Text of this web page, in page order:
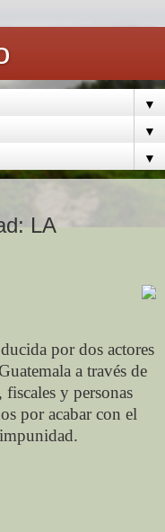
▼
▼
▼
LA
por dos actores
a través de
y personas
por acabar con el